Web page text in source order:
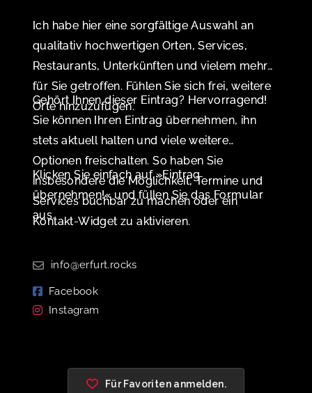
Ich habe hier eine sorgfältige Auswahl an
qualitativ hochwertigen Orten, Services,
Restaurants, Unterkünften und vielem mehr
für Sie getroffen. Fühlen Sie sich frei, weitere
Orte hinzuzufügen.
Gehört Ihnen dieser Eintrag? Hervorragend!
Sie können Ihren Eintrag übernehmen, ihn
stets aktuell halten und viele weitere
Optionen freischalten. So haben Sie
insbesondere die Möglichkeit, Termine und
Services buchbar zu machen oder ein
Kontakt-Widget zu aktivieren.
Klicken Sie einfach auf »Eintrag
übernehmen!« und füllen Sie das Formular
aus.
info@erfurt.rocks
Facebook
Instagram
Für Favoriten anmelden.